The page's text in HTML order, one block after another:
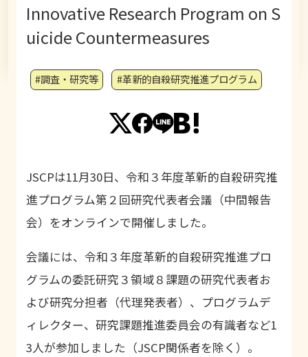
Innovative Research Program on S
uicide Countermeasures
#調査・研究等 #革新的自殺研究推進プログラム
JSCPは11月30日、令和３年度革新的自殺研究推
進プログラム第２回研究代表者会議（中間報告
会）をオンラインで開催しました。
会議には、令和３年度革新的自殺研究推進プロ
グラムの委託研究３領域８課題の研究代表者お
よび研究分担者（代理発表者）、プログラムデ
ィレクター、研究課題推進委員会の有識者など1
3人が参加しました（JSCP関係者を除く）。